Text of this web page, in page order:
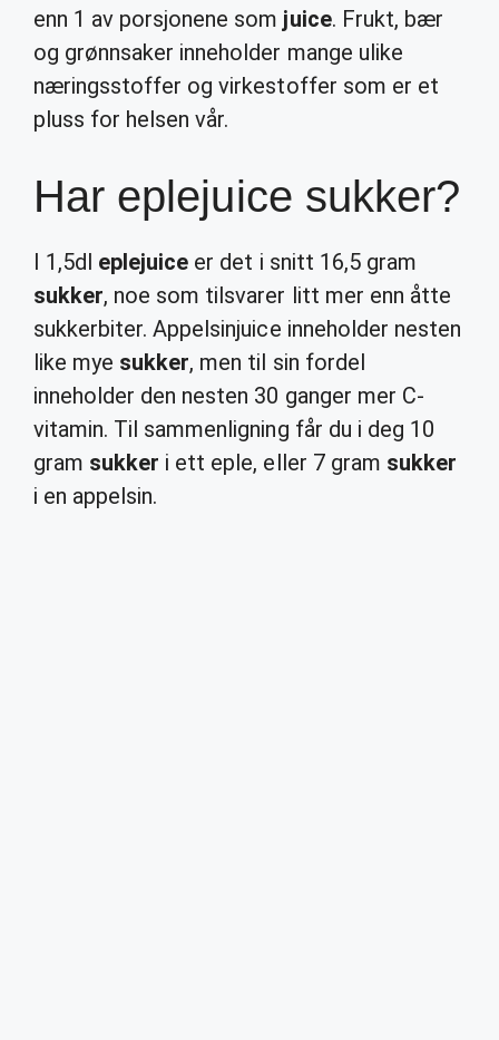
enn 1 av porsjonene som juice. Frukt, bær
og grønnsaker inneholder mange ulike
næringsstoffer og virkestoffer som er et
pluss for helsen vår.
Har eplejuice sukker?
I 1,5dl eplejuice er det i snitt 16,5 gram
sukker, noe som tilsvarer litt mer enn åtte
sukkerbiter. Appelsinjuice inneholder nesten
like mye sukker, men til sin fordel
inneholder den nesten 30 ganger mer C-
vitamin. Til sammenligning får du i deg 10
gram sukker i ett eple, eller 7 gram sukker
i en appelsin.